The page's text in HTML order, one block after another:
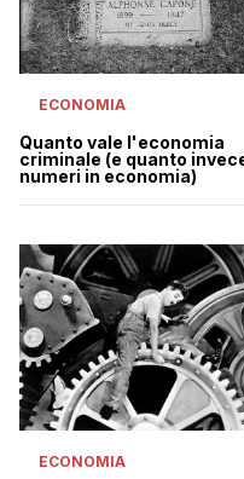
ECONOMIA
Quanto vale l'economia
criminale (e quanto
numeri in economia)
ECONOMIA